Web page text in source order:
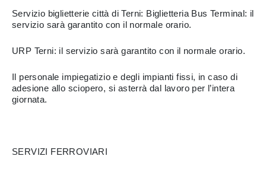
Servizio biglietterie città di Terni: Biglietteria Bus Terminal: il
servizio sarà garantito con il normale orario.
URP Terni: il servizio sarà garantito con il normale orario.
Il personale impiegatizio e degli impianti fissi, in caso di
adesione allo sciopero, si asterrà dal lavoro per l’intera
giornata.
SERVIZI FERROVIARI